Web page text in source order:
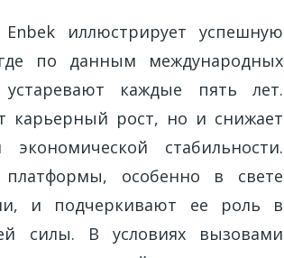
иллюстрирует успешную
по данным международных
каждые пять лет.
карьерный рост, но и снижает
стабильности.
особенно в свете
и подчеркивают ее роль в
силы. В условиях вызовами